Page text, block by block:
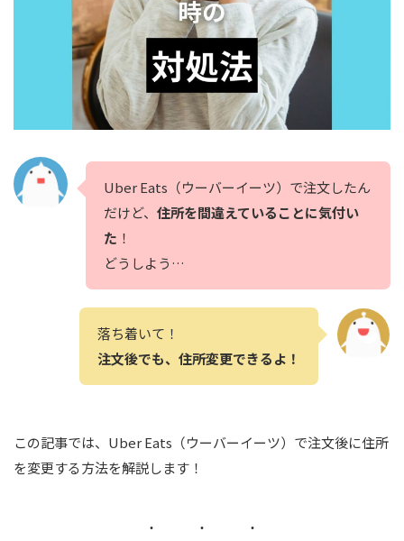
Uber Eats（ウーバーイーツ）で注文したん
だけど、 住所を間違えていることに気付い
た ！
どうしよう…
落ち着いて！
注文後でも、住所変更できるよ！
この記事では、Uber Eats（ウーバーイーツ）で注文後に住所
を変更する方法を解説します！